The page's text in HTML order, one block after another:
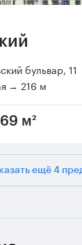
бульвар, 11
→ 216 м
м²
ещё 4